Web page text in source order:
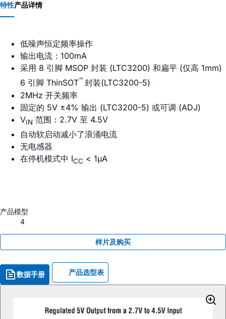
特性产品详情
低噪声恒定频率操作
输出电流：100mA
采用 8 引脚 MSOP 封装 (LTC3200) 和扁平 (仅高 1mm)
6 引脚 ThinSOT™ 封装(LTC3200-5)
2MHz 开关频率
固定的 5V ±4% 输出 (LTC3200-5) 或可调 (ADJ)
VIN 范围：2.7V 至 4.5V
自动软启动减小了浪涌电流
无电感器
在停机模式中 ICC < 1µA
产品模型
4
样片及购买
数据手册 产品选型表